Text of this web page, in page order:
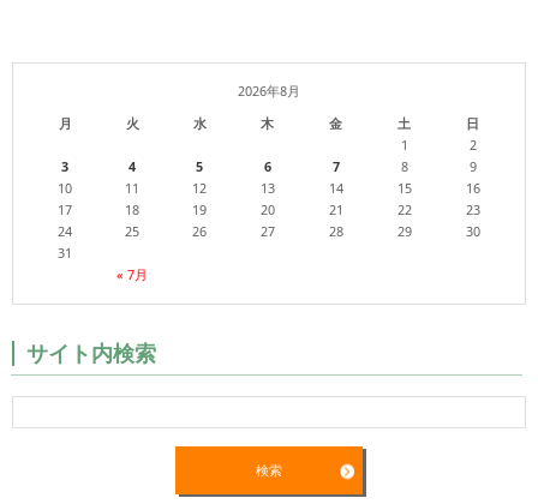
2026年8月
月
火 水 木 金 土 日
« 7月
1
2
3
4 5 6 7 8
9
10
11 12 13 14 15
16
17
18 19 20 21 22
23
24
25 26 27 28 29
30
31
サイト内検索